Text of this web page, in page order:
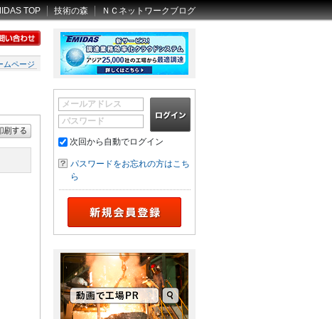
TOP 技術の森 ＮＣネットワークブログ
ムページ
メールアドレス
パスワード
次回から自動でログイン
パスワードをお忘れの方はこち
ら